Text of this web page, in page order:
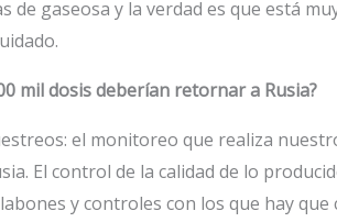
gaseosa y la verdad es que está
mil dosis deberían retornar a Rusia?
el monitoreo que realiza
El control de la calidad de lo
y controles con los que hay que